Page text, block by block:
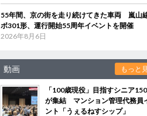
55年間、京の街を走り続けてきた車両 嵐山
ボ301形、運行開始55周年イベントを開催
2026年8月6日
動画 もっと
「100歳現役」目指すシニア
が集結 マンション管理代務員
ント「うぇるねすシップ」